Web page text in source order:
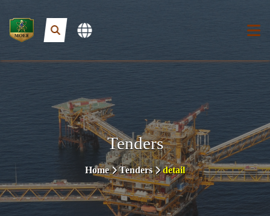
Tenders
Home Tenders detail